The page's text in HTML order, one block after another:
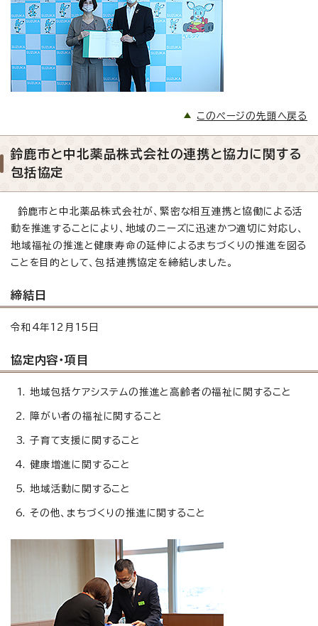
このページの先頭へ戻る
鈴鹿市と中北薬品株式会社の連携と協力に関する
包括協定
鈴鹿市と中北薬品株式会社が、緊密な相互連携と協働による活
動を推進することにより、地域のニーズに迅速かつ適切に対応し、
地域福祉の推進と健康寿命の延伸によるまちづくりの推進を図る
ことを目的として、包括連携協定を締結しました。
締結日
令和4年12月15日
協定内容・項目
地域包括ケアシステムの推進と高齢者の福祉に関すること
障がい者の福祉に関すること
子育て支援に関すること
健康増進に関すること
地域活動に関すること
その他、まちづくりの推進に関すること